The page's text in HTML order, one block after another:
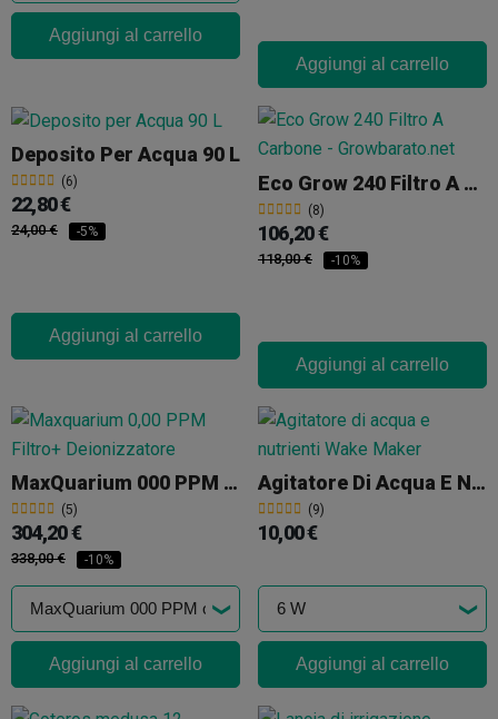
Aggiungi al carrello
Aggiungi al carrello
Deposito Per Acqua 90 L
(6)
22,80 €
24,00 € -5%
Aggiungi al carrello
Eco Grow 240 Filtro A Carbone
(8)
106,20 €
118,00 € -10%
Aggiungi al carrello
MaxQuarium 000 PPM Osmosi + Deionizzazione
(5)
304,20 €
338,00 € -10%
Aggiungi al carrello
Agitatore Di Acqua E Nutrienti
(9)
10,00 €
Aggiungi al carrello